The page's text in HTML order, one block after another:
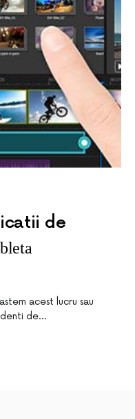
de
acest lucru sau
de…